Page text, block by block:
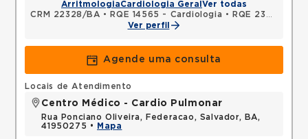
ArritmologiaCardiologia Geral Ver todas
CRM 22328/BA • RQE 14565 - Cardiologia •
RQE 23055 - Clínica médica
Ver perfil
Agende uma consulta
Locais de Atendimento
Centro Médico - Cardio Pulmonar
Rua Ponciano Oliveira, Federacao, Salvador, BA,
41950275 •
Mapa